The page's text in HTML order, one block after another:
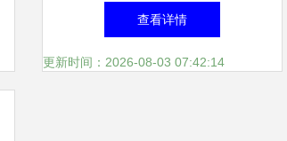
的应用与价值
查看详情
更新时间：2026-08-03 07:42:14